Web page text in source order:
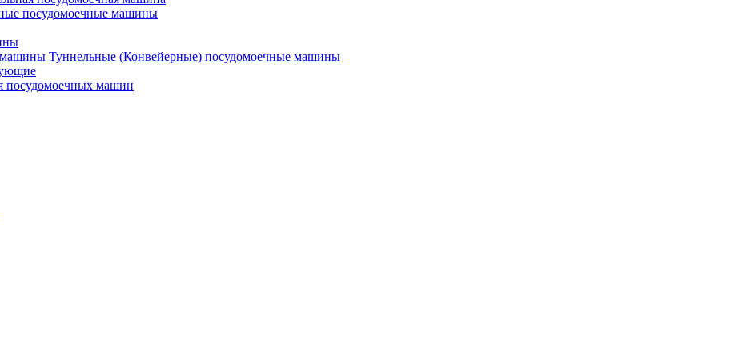
посудомоечные машины
Туннельные (Конвейерные) посудомоечные машины
посудомоечных машин